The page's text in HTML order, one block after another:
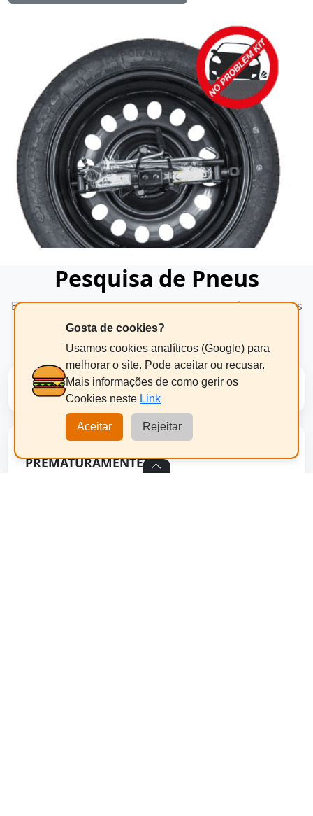
Pesquisa de Pneus
Encontre os melhores pneus para o seu veículo com as
principais marcas do mercado.
PESQUISA DE PNEUS POR MARCA
PREMATURAMENTE?
Gosta de cookies?
Usamos cookies analíticos (Google) para
melhorar o site. Pode aceitar ou recusar.
Mais informações de como gerir os
Cookies neste Link
Aceitar Rejeitar